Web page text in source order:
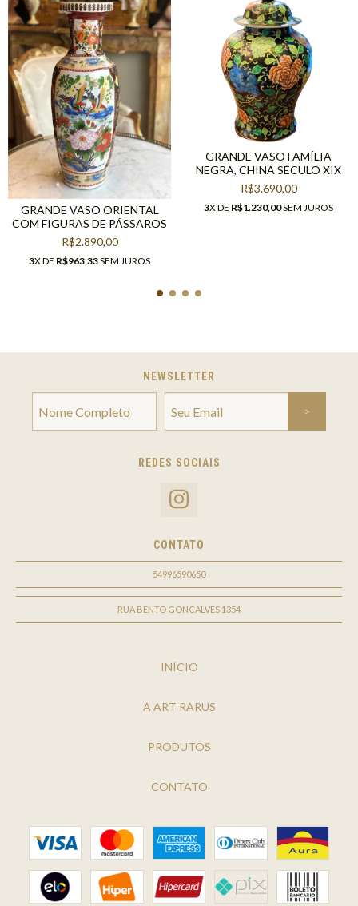
GRANDE VASO ORIENTAL
COM FIGURAS DE PÁSSAROS
R$2.890,00
3X DE R$963,33SEM JUROS
GRANDE VASO FAMÍLIA
NEGRA, CHINA SÉCULO XIX
R$3.690,00
3X DE R$1.230,00SEM JUROS
NEWSLETTER
REDES SOCIAIS
CONTATO
54996590650
RUA BENTO GONCALVES 1354
INÍCIO
A ART RARUS
PRODUTOS
CONTATO